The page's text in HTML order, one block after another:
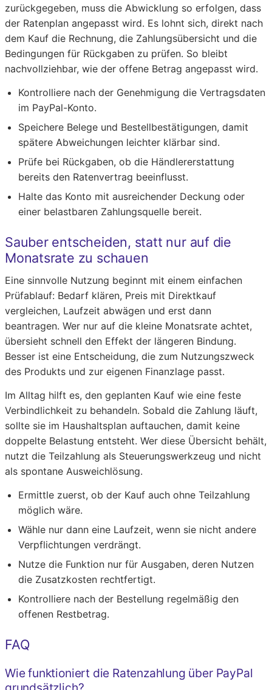
zurückgegeben, muss die Abwicklung so erfolgen, dass
der Ratenplan angepasst wird. Es lohnt sich, direkt nach
dem Kauf die Rechnung, die Zahlungsübersicht und die
Bedingungen für Rückgaben zu prüfen. So bleibt
nachvollziehbar, wie der offene Betrag angepasst wird.
Kontrolliere nach der Genehmigung die Vertragsdaten
im PayPal-Konto.
Speichere Belege und Bestellbestätigungen, damit
spätere Abweichungen leichter klärbar sind.
Prüfe bei Rückgaben, ob die Händlererstattung
bereits den Ratenvertrag beeinflusst.
Halte das Konto mit ausreichender Deckung oder
einer belastbaren Zahlungsquelle bereit.
Sauber entscheiden, statt nur auf die
Monatsrate zu schauen
Eine sinnvolle Nutzung beginnt mit einem einfachen
Prüfablauf: Bedarf klären, Preis mit Direktkauf
vergleichen, Laufzeit abwägen und erst dann
beantragen. Wer nur auf die kleine Monatsrate achtet,
übersieht schnell den Effekt der längeren Bindung.
Besser ist eine Entscheidung, die zum Nutzungszweck
des Produkts und zur eigenen Finanzlage passt.
Im Alltag hilft es, den geplanten Kauf wie eine feste
Verbindlichkeit zu behandeln. Sobald die Zahlung läuft,
sollte sie im Haushaltsplan auftauchen, damit keine
doppelte Belastung entsteht. Wer diese Übersicht behält,
nutzt die Teilzahlung als Steuerungswerkzeug und nicht
als spontane Ausweichlösung.
Ermittle zuerst, ob der Kauf auch ohne Teilzahlung
möglich wäre.
Wähle nur dann eine Laufzeit, wenn sie nicht andere
Verpflichtungen verdrängt.
Nutze die Funktion nur für Ausgaben, deren Nutzen
die Zusatzkosten rechtfertigt.
Kontrolliere nach der Bestellung regelmäßig den
offenen Restbetrag.
FAQ
Wie funktioniert die Ratenzahlung über PayPal